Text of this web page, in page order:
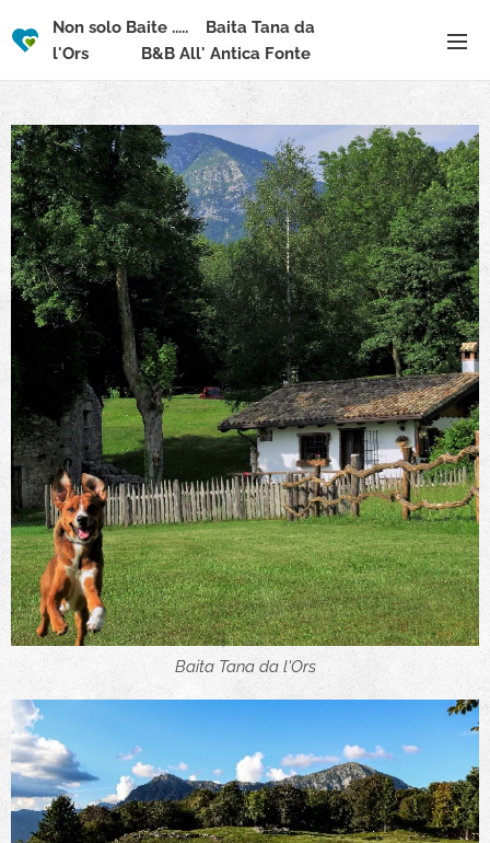
Non solo Baite ..... Baita Tana da
l'Ors
B&B All' Antica Fonte
Baita Tana da l'Ors